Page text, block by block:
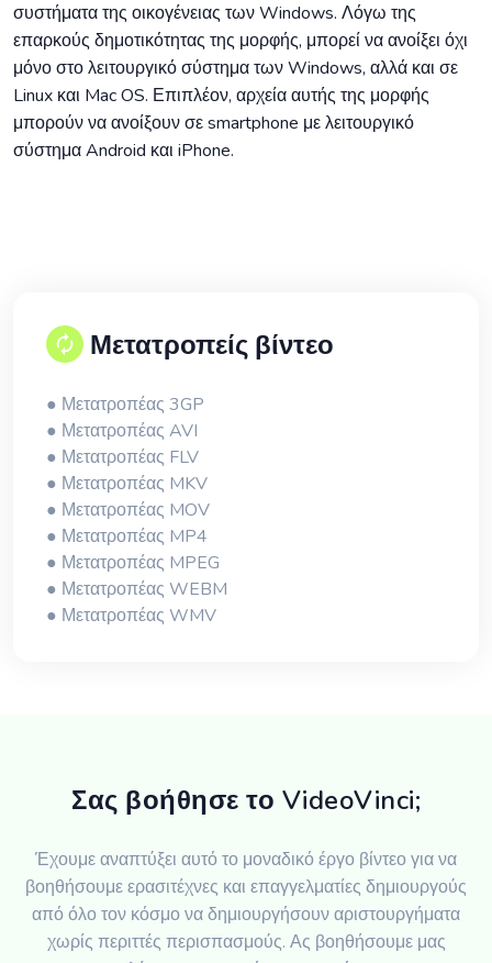
συστήματα της οικογένειας των Windows. Λόγω της
επαρκούς δημοτικότητας της μορφής, μπορεί να ανοίξει όχι
μόνο στο λειτουργικό σύστημα των Windows, αλλά και σε
Linux και Mac OS. Επιπλέον, αρχεία αυτής της μορφής
μπορούν να ανοίξουν σε smartphone με λειτουργικό
σύστημα Android και iPhone.
Μετατροπείς βίντεο
● Μετατροπέας 3GP
● Μετατροπέας AVI
● Μετατροπέας FLV
● Μετατροπέας MKV
● Μετατροπέας MOV
● Μετατροπέας MP4
● Μετατροπέας MPEG
● Μετατροπέας WEBM
● Μετατροπέας WMV
Σας βοήθησε το VideoVinci;
Έχουμε αναπτύξει αυτό το μοναδικό έργο βίντεο για να
βοηθήσουμε ερασιτέχνες και επαγγελματίες δημιουργούς
από όλο τον κόσμο να δημιουργήσουν αριστουργήματα
χωρίς περιττές περισπασμούς. Ας βοηθήσουμε μας